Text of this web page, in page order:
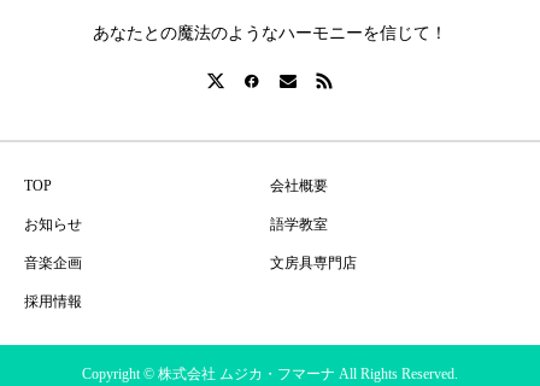
あなたとの魔法のようなハーモニーを信じて！
TOP 会社概要
お知らせ 語学教室
音楽企画 文房具専門店
採用情報
Copyright © 株式会社 ムジカ・フマーナ All Rights Reserved.